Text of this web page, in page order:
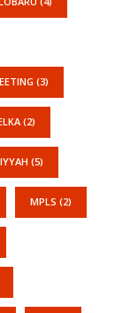
(3)
(2)
(5)
MPLS (2)